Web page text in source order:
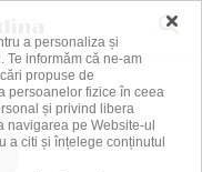
×
a personaliza și
Te informăm că ne-am
propuse de
persoanelor fizice în ceea
și privind libera
navigarea pe Website-ul
a citi și înțelege conținutul